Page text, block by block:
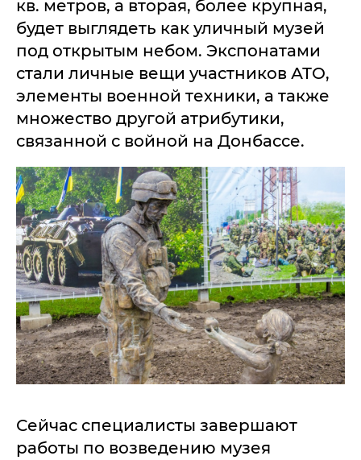
кв. метров, а вторая, более крупная,
будет выглядеть как уличный музей
под открытым небом. Экспонатами
стали личные вещи участников АТО,
элементы военной техники, а также
множество другой атрибутики,
связанной с войной на Донбассе.
Сейчас специалисты завершают
работы по возведению музея